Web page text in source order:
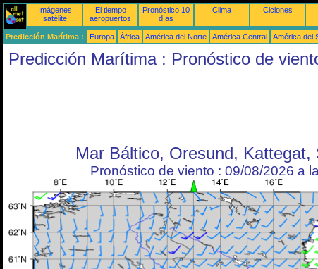
Imágenes
satélite
El tiempo
aeropuertos
Pronóstico 10
días
Clima Ciclones
Predicción Marítima : Europa África América del Norte América Central América del
Predicción Marítima : Pronóstico de
Mar Báltico, Oresund, Kattegat,
Pronóstico de viento : 09/08/2026 a